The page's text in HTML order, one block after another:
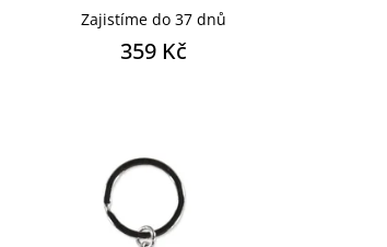
Zajistíme do 37 dnů
359 Kč